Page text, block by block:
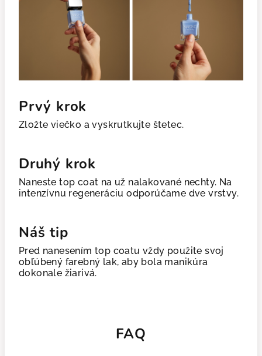
Prvý krok
Zložte viečko a vyskrutkujte štetec.
Druhý krok
Naneste top coat na už nalakované nechty. Na
intenzívnu regeneráciu odporúčame dve vrstvy.
Náš tip
Pred nanesením top coatu vždy použite svoj
obľúbený farebný lak, aby bola manikúra
dokonale žiarivá.
FAQ